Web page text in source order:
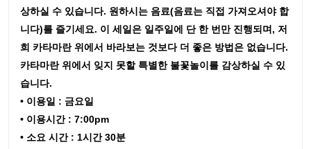
상하실 수 있습니다. 원하시는 음료(음료는 직접 가져오셔야 합
니다)를 즐기세요. 이 세일은 일주일에 단 한 번만 진행되며, 저
희 카타마란 위에서 바라보는 것보다 더 좋은 방법은 없습니다.
카타마란 위에서 잊지 못할 특별한 불꽃놀이를 감상하실 수 있
습니다.
• 이용일 : 금요일
• 이용시간 : 7:00pm
• 소요 시간 : 1시간 30분